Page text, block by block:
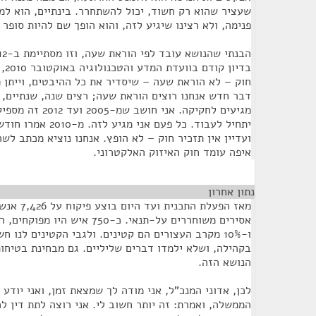
שעציר שהוא רק חשוד, יכול להשתחרר. בינתיים, הוא
פנימה, ולא רצינו שיגיע לזה, והוא הופך שם להיות
חוק – לא הוראת שעה – שיסדיר את כל ההיבטים, וייתן
דבר חדש אנחנו רוצים הוראת שעה; רצים שנה, שנתיים,
מגיעים לחקיקה.
ועדיין אין תזכיר חוק – לא הופץ. אנחנו נוציא מכתב
איפה עומד חוק האיזוק האלקטרוני.
נתון אחרון
ו-10% מקרב העצורים הם קטינים. ולגבי הקטינים
בקהילה, ושלא ילמדו דברים שליליים. גם מבחינת
הנושא הזה.
לכן, אדוני המנכ"ל, אני מודה לך שמצאת זמן, ואני
הממשלה, ואמרת: זה יותר חשוב לי. אני רוצה לתת דין